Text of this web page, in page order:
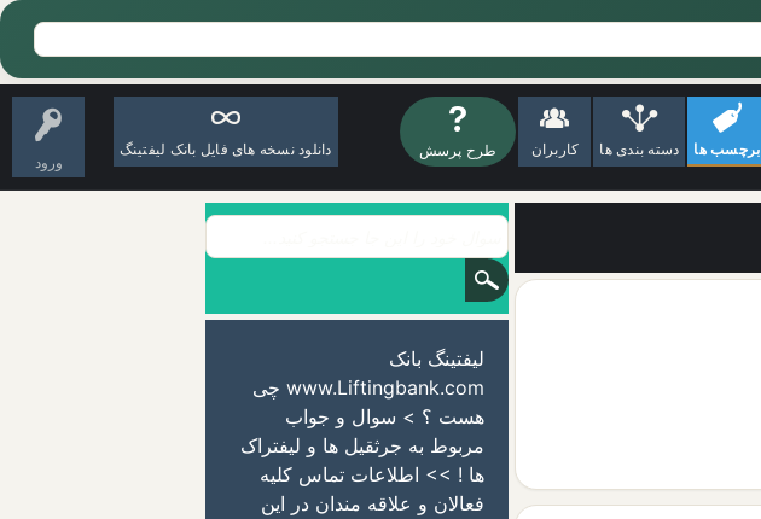
ورود
برچسب ها دسته بندی ها کاربران طرح پرسش دانلود نسخه های فایل بانک لیفتینگ
لیفتینگ بانک
www.Liftingbank.com چی
هست ؟ > سوال و جواب
مربوط به جرثقیل ها و لیفتراک
ها ! >> اطلاعات تماس کلیه
فعالان و علاقه مندان در این